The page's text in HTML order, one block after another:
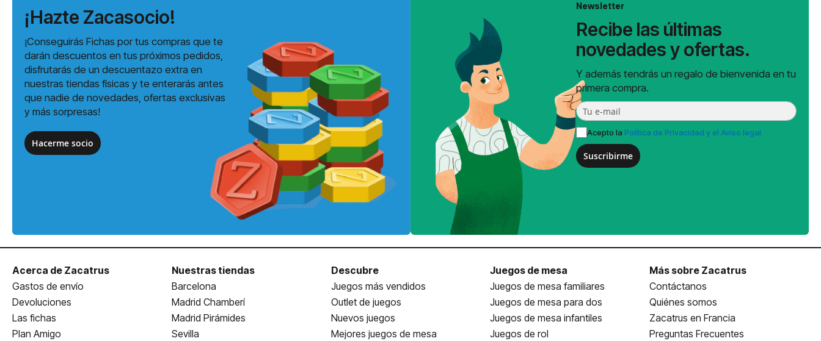
¡Hazte Zacasocio!
¡Conseguirás Fichas por tus compras que te
darán descuentos en tus próximos pedidos,
disfrutarás de un descuentazo extra en
nuestras tiendas físicas y te enterarás antes
que nadie de novedades, ofertas exclusivas
y más sorpresas!
Hacerme socio
Newsletter
Recibe las últimas
novedades y ofertas.
Y además tendrás un regalo de bienvenida en tu
primera compra.
Acepto la Política de Privacidad y el Aviso legal
Suscribirme
Acerca de Zacatrus
Gastos de envío
Devoluciones
Las fichas
Plan Amigo
Nuestras tiendas
Barcelona
Madrid Chamberí
Madrid Pirámides
Sevilla
Descubre
Juegos más vendidos
Outlet de juegos
Nuevos juegos
Mejores juegos de mesa
Juegos de mesa
Juegos de mesa familiares
Juegos de mesa para dos
Juegos de mesa infantiles
Juegos de rol
Más sobre Zacatrus
Contáctanos
Quiénes somos
Zacatrus en Francia
Preguntas Frecuentes